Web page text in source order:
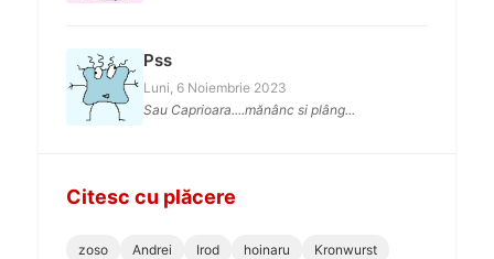
Pss
Luni, 6 Noiembrie 2023
Sau Caprioara....mănânc si plâng...
Citesc cu plăcere
zoso Andrei Irod hoinaru
Kronwurst